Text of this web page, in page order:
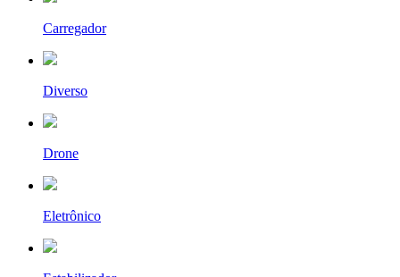
Carregador
Diverso
Drone
Eletrônico